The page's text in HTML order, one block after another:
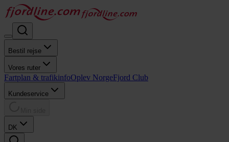
Bestil rejse
Vores ruter
Fartplan & trafikinfoOplev NorgeFjord Club
Kundeservice
DK